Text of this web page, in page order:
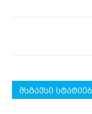
მსგავსი